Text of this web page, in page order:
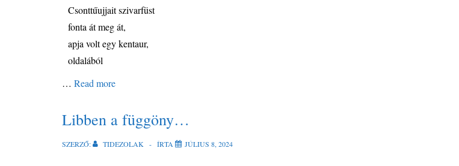
Csonttűujjait szivarfüst
fonta át meg át,
apja volt egy kentaur,
oldalából
… Read more
Libben a függöny…
SZERZŐ: TIDEZOLAK ÍRTA JÚLIUS 8, 2024